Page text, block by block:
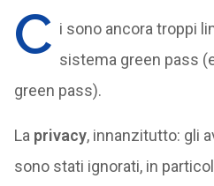
C i sono ancora troppi
sistema green pass
green pass).
La privacy, innanzitutto: gli
sono stati ignorati, in